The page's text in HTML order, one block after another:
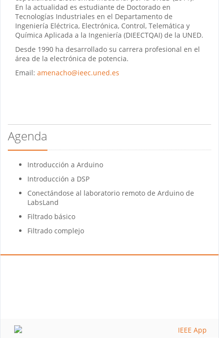
En la actualidad es estudiante de Doctorado en
Tecnologías Industriales en el Departamento de
Ingeniería Eléctrica, Electrónica, Control, Telemática y
Química Aplicada a la Ingeniería (DIEECTQAI) de la UNED.
Desde 1990 ha desarrollado su carrera profesional en el
área de la electrónica de potencia.
Email: amenacho@ieec.uned.es
Agenda
Introducción a Arduino
Introducción a DSP
Conectándose al laboratorio remoto de Arduino de
LabsLand
Filtrado básico
Filtrado complejo